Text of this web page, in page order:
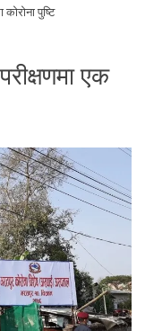
पुष्टि
एक